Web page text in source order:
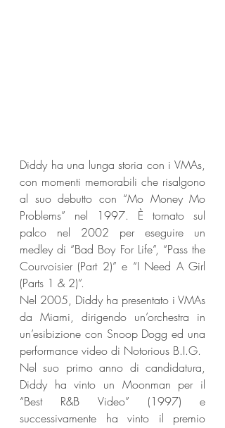
Diddy ha una lunga storia con i VMAs,
con momenti memorabili che risalgono
al suo debutto con “Mo Money Mo
Problems” nel 1997. È tornato sul
palco nel 2002 per eseguire un
medley di “Bad Boy For Life”, “Pass the
Courvoisier (Part 2)” e “I Need A Girl
(Parts 1 & 2)”.
Nel 2005, Diddy ha presentato i VMAs
da Miami, dirigendo un’orchestra in
un’esibizione con Snoop Dogg ed una
performance video di Notorious B.I.G.
Nel suo primo anno di candidatura,
Diddy ha vinto un Moonman per il
“Best R&B Video” (1997) e
successivamente ha vinto il premio